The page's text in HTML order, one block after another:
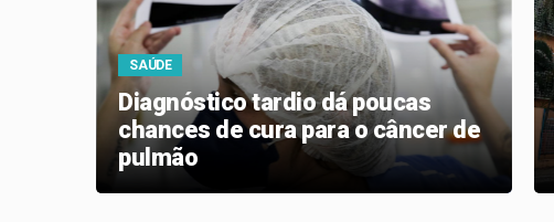
SAÚDE
Diagnóstico tardio dá poucas
chances de cura para o câncer de
pulmão